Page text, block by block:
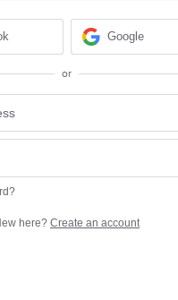
Google
or
here? Create an account